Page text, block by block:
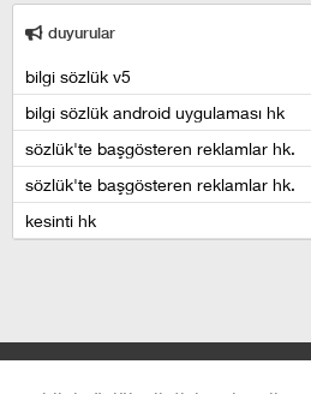
duyurular
bilgi sözlük v5
bilgi sözlük android uygulaması hk
sözlük'te başgösteren reklamlar hk.
sözlük'te başgösteren reklamlar hk.
kesinti hk